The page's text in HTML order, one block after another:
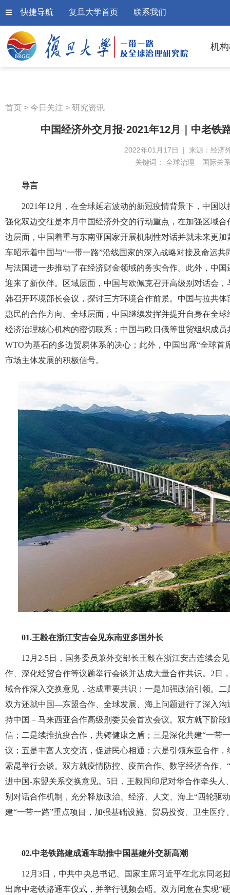
快捷导航 复旦大学首页 联系我们
机
首页 > 今日关注 > 研究资讯
中国经济外交月报·2021年12月｜中老铁
2022年01月17日 | 来源：经济
关键词： 全球治理 国际关
导言
2021年12月，在全球延宕波动的新冠疫情背景下，中国
强化双边交往是本月中国经济外交的行动重点，在加强区域
边层面，中国着重与东南亚国家开展机制性对话并就未来更
车昭示着中国与“一带一路”沿线国家的深入战略对接及命运
与法国进一步推动了在经济财金领域的务实合作。此外，中
迎来了新伙伴。区域层面，中国与欧佩克召开高级别对话会
韩召开环境部长会议，探讨三方环境合作前景。中国与拉共
惠民的合作方向。全球层面，中国继续发挥并提升自身在全
经济治理核心机构的密切联系；中国与欧日俄等世贸组织成
WTO为基石的多边贸易体系的决心；此外，中国出席“全球
市场主体发展的积极信号。
01.王毅在浙江安吉会见东南亚多国外长
12月2-5日，国务委员兼外交部长王毅在浙江安吉连续会
作、深化经贸合作等议题举行会谈并达成大量合作共识。2日
域合作深入交换意见，达成重要共识：一是加强政治引领。
双方还就中国—东盟合作、全球发展、海上问题进行了深入
持中国－马来西亚合作高级别委员会首次会议。双方就下阶
信；二是续推抗疫合作，共铸健康之盾；三是深化共建“一带
议；五是丰富人文交流，促进民心相通；六是引领东亚合作
索昆举行会谈。双方就疫情防控、疫苗合作、数字经济合作
进中国-东盟关系交换意见。5日，王毅同印尼对华合作牵头
别对话合作机制，充分释放政治、经济、人文、海上“四轮驱
建“一带一路”重点项目，加强基础设施、贸易投资、卫生医疗
02.中老铁路建成通车助推中国基建外交新高潮
12月3日，中共中央总书记、国家主席习近平在北京同
出席中老铁路通车仪式，并举行视频会晤。双方同意在实现“